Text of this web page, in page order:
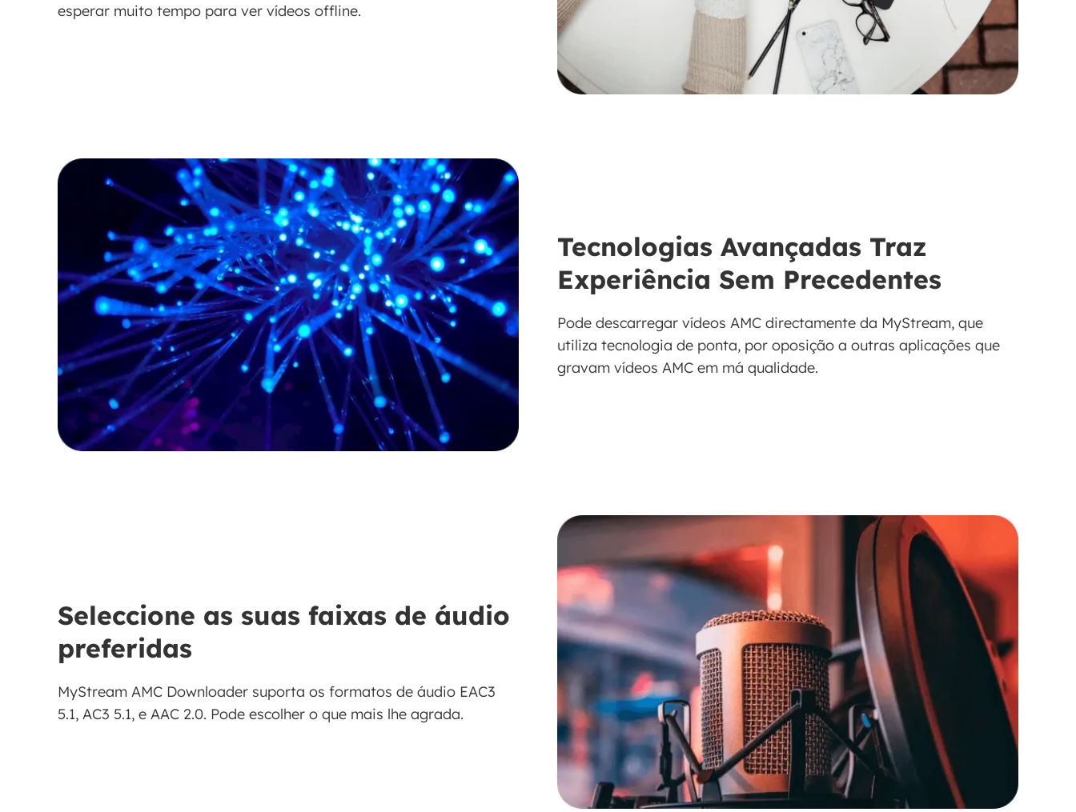
esperar muito tempo para ver vídeos offline.
Tecnologias Avançadas Traz
Experiência Sem Precedentes
Pode descarregar vídeos AMC directamente da MyStream, que
utiliza tecnologia de ponta, por oposição a outras aplicações que
gravam vídeos AMC em má qualidade.
Seleccione as suas faixas de áudio
preferidas
MyStream AMC Downloader suporta os formatos de áudio EAC3
5.1, AC3 5.1, e AAC 2.0. Pode escolher o que mais lhe agrada.